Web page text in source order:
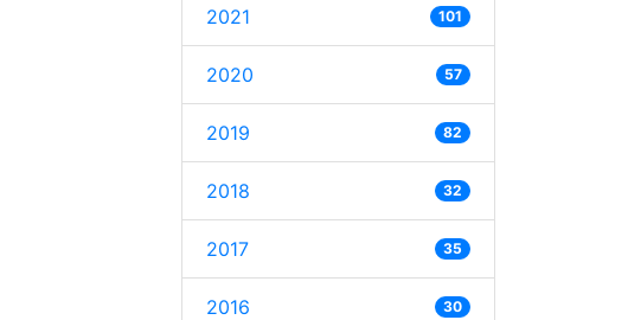
2021 101
2020 57
2019 82
2018 32
2017 35
2016 30